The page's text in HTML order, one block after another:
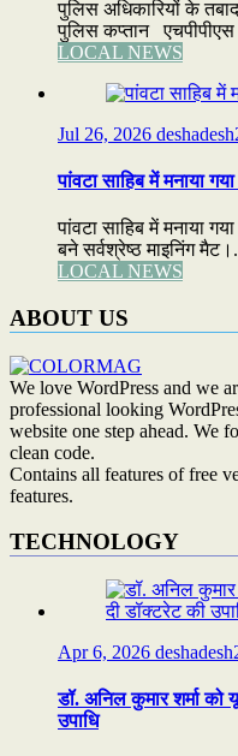
पुलिस अधिकारियों के
पुलिस कप्तान एचपीपीएस
LOCAL NEWS
Jul 26, 2026
पांवटा साहिब में मनाया
पांवटा साहिब में मनाया
बने सर्वश्रेष्ठ माइनिंग
LOCAL NEWS
ABOUT US
We love WordPress and we
professional looking
website one step ahead. We
clean code.
Contains all features of free
features.
TECHNOLOGY
Apr 6, 2026
डॉ. अनिल कुमार शर्मा को
उपाधि